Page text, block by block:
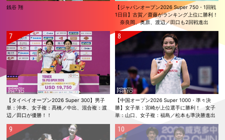
銭谷 翔
【ジャパンオープン2026 Super 750・1回戦
1日目】古賀／齋藤がランキング上位に勝利！
奈良岡、奥原、渡辺／田口も2回戦進出
【タイペイオープン2026 Super 300】男子
単：沖本、女子複：髙橋／中出、混合複：渡
辺／田口が優勝！！
【中国オープン2026 Super 1000・準々決
勝】女子単：宮崎が上位選手に勝利！ 女子
単：山口、女子複：福島／松本も準決勝進出